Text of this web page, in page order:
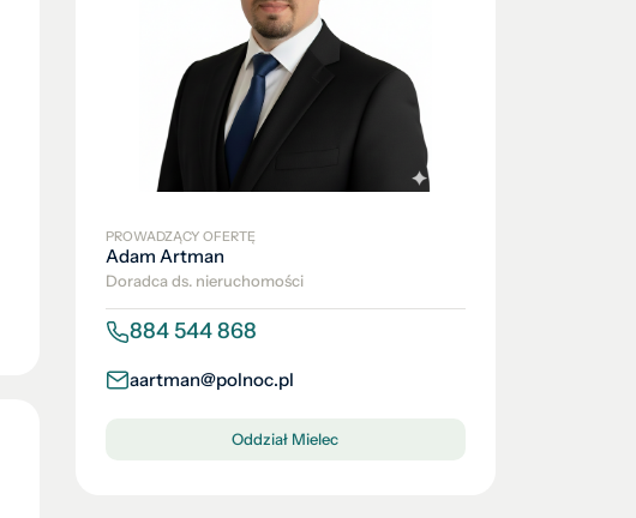
PROWADZĄCY OFERTĘ
Adam Artman
Doradca ds. nieruchomości
884 544 868
aartman@polnoc.pl
Oddział Mielec